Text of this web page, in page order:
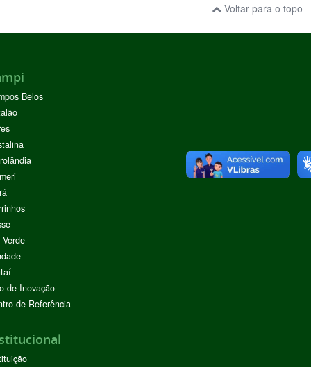
Voltar para o topo
Belos
de Inovação
de Referência